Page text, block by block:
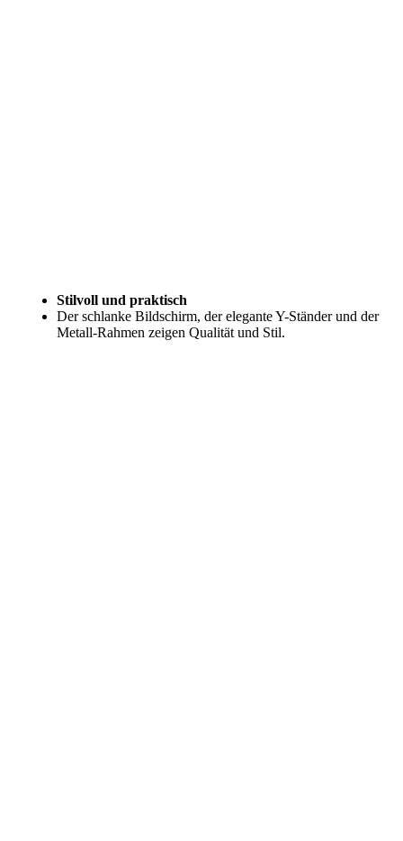
Stilvoll und praktisch
Der schlanke Bildschirm, der elegante Y-Ständer und der
Metall-Rahmen zeigen Qualität und Stil.